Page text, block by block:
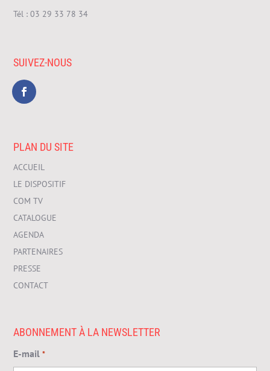
Tél :03 29 33 78 34
SUIVEZ-NOUS
PLAN DU SITE
ACCUEIL
LE DISPOSITIF
COM TV
CATALOGUE
AGENDA
PARTENAIRES
PRESSE
CONTACT
ABONNEMENT À LA NEWSLETTER
E-mail *